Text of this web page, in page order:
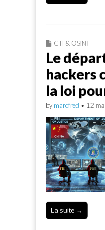
CTI & OSINT
Le
hackers
la loi
by marcfred • 12
La suite →